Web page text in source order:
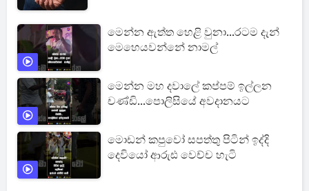
මෙන්න ඇත්ත හෙළි වුනා...රටම දැන්
මෙහෙයවන්නේ නාමල්
මෙන්න මහ දවාලේ කප්පම් ඉල්ලන
චණ්ඩි...පොලිසියේ අවදානයට
මොඩන් කපුවෝ සපත්තු පිටින් ඉද්දි
දෙවියෝ ආරුඪ වෙච්ච හැටි